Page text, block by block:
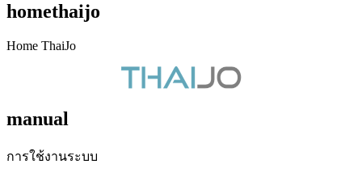
homethaijo
Home ThaiJo
manual
การใช้งานระบบ